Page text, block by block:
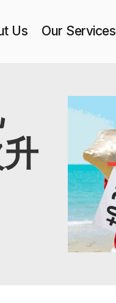
Us Our Services